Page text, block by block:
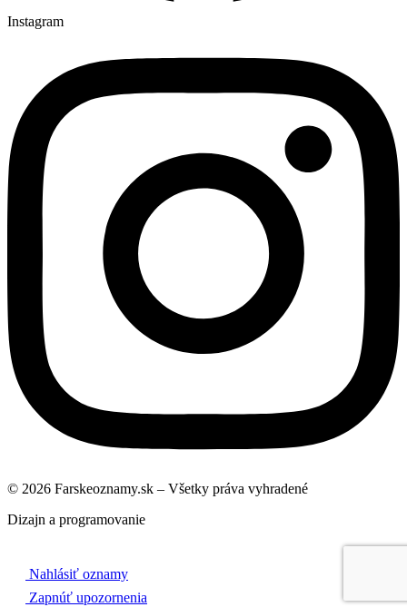
Instagram
© 2026 Farskeoznamy.sk – Všetky práva vyhradené
Dizajn a programovanie
Nahlásiť oznamy
Zapnúť upozornenia